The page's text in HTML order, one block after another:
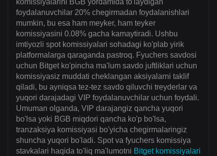
komissiyalarini BGB yordamida to'laydigan
foydalanuvchilar 20% chegirmadan foydalanishlari
mumkin, bu esa ham meyker, ham teyker
komissiyasini 0.08% gacha kamaytiradi. Ushbu
imtiyozli spot komissiyalari sohadagi ko'plab yirik
platformalarga qaraganda pastroq. Fyuchers savdosi
uchun Bitget ko'pincha ma'lum savdo juftliklari uchun
komissiyasiz muddati cheklangan aksiyalarni taklif
qiladi, bu ayniqsa tez-tez savdo qiluvchi treyderlar va
yuqori darajadagi VIP foydalanuvchilar uchun foydali.
Umuman olganda, VIP darajangiz qancha yuqori
bo'lsa yoki BGB miqdori qancha ko'p bo'lsa,
tranzaksiya komissiyasi bo'yicha chegirmalaringiz
shuncha yuqori bo'ladi. Spot va fyuchers komissiya
stavkalari haqida to'liq ma'lumotni Bitget komissiyalari